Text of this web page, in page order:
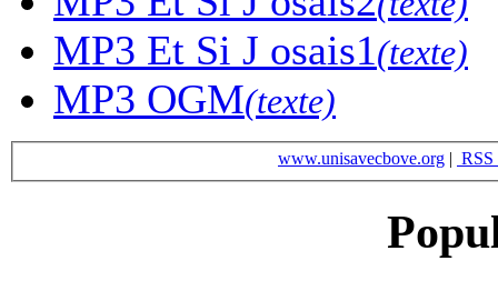
MP3 Et Si J osais1(texte)
MP3 OGM(texte)
www.unisavecbove.org | RSS